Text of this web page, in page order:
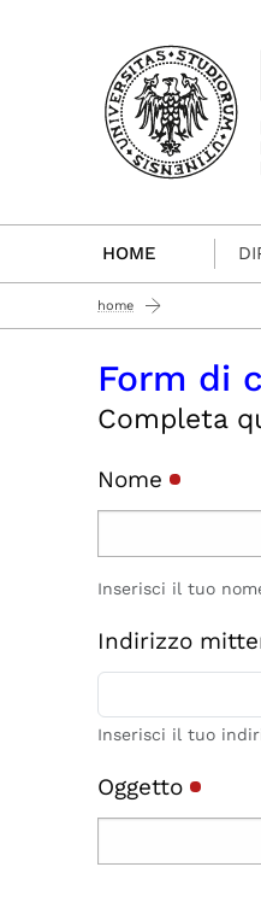
HOME
home
Form di
Completa
Nome
Inserisci il tuo
Indirizzo
Inserisci il tuo
Oggetto